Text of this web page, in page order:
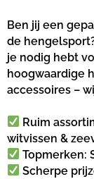
Ben jij een
de
je nodig hebt
hoogwaardige
accessoires –
Ruim
witvissen &
Topmerken:
Scherpe